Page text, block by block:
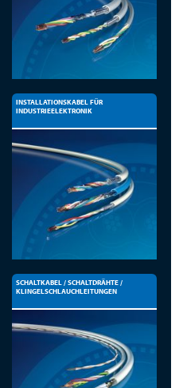
INSTALLATIONSKABEL FÜR
INDUSTRIEELEKTRONIK
SCHALTKABEL / SCHALTDRÄHTE /
KLINGELSCHLAUCHLEITUNGEN